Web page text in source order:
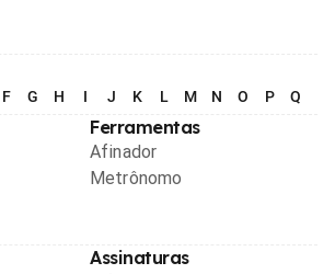
F G H I J K L M N O P Q
Ferramentas
Afinador
Metrônomo
Assinaturas